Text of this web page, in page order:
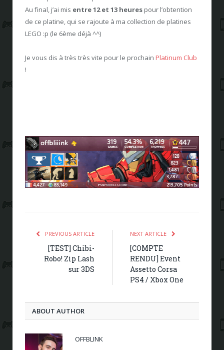
Au final, j’ai mis entre 12 et 13 heures pour l’obtention
de ce platine, qui se rajoute à ma collection de platines
LEGO :p (le 6ème déjà ^^)
Je vous dis à très très vite pour le prochain Platinum Club
!
PREVIOUS ARTICLE
[TEST] Chibi-
Robo! Zip Lash
sur 3DS
NEXT ARTICLE
[COMPTE
RENDU] Event
Assetto Corsa
PS4 / Xbox One
ABOUT AUTHOR
OFFBLINK